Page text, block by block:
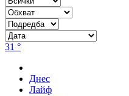
31 °
Днес
Лайф